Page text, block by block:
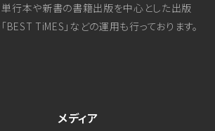
行本や新書の書籍出版を中心とした出版
BEST TiMES」などの運用も行っております。
メディア